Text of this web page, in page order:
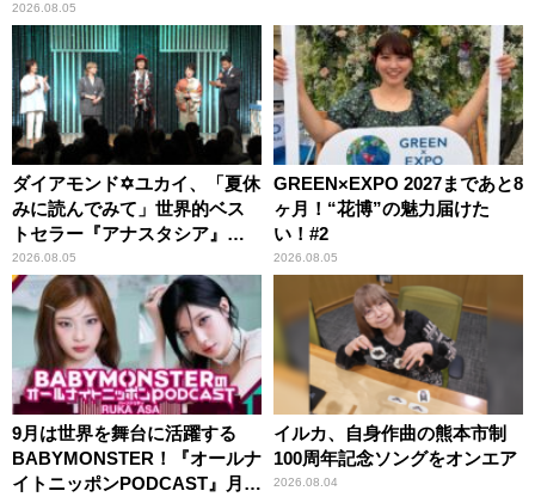
2026.08.05
ダイアモンド✡ユカイ、「夏休
みに読んでみて」世界的ベス
トセラー『アナスタシア』を
紹介
2026.08.05
GREEN×EXPO 2027まであと8
ヶ月！“花博”の魅力届けた
い！#2
2026.08.05
9月は世界を舞台に活躍する
BABYMONSTER！『オールナ
イトニッポンPODCAST』月替
イルカ、自身作曲の熊本市制
100周年記念ソングをオンエア
2026.08.04